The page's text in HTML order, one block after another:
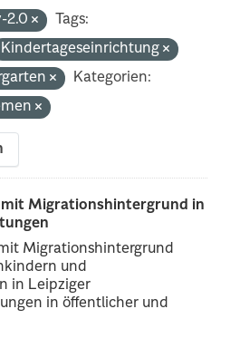
2.0
Tags:
Kindertageseinrichtung
Kategorien:
Migrationshintergrund in
Migrationshintergrund
und
in Leipziger
in öffentlicher und